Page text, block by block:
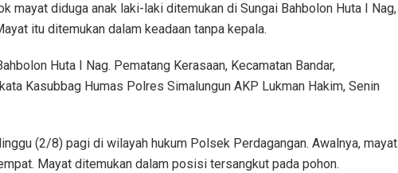
mayat diduga anak laki-laki ditemukan di Sungai Bahbolon Huta I Nag,
itu ditemukan dalam keadaan tanpa kepala.
Huta I Nag. Pematang Kerasaan, Kecamatan Bandar,
Kasubbag Humas Polres Simalungun AKP Lukman Hakim, Senin
(2/8) pagi di wilayah hukum Polsek Perdagangan. Awalnya, mayat
Mayat ditemukan dalam posisi tersangkut pada pohon.